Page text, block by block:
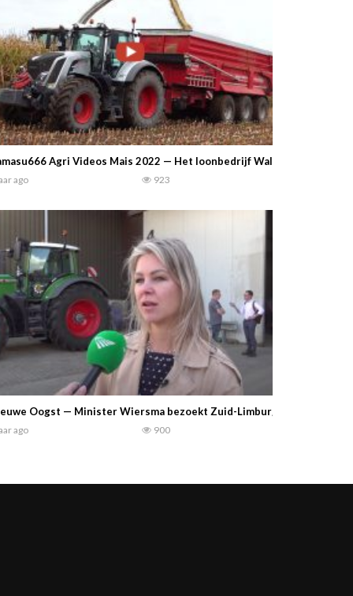
Agri Videos Mais 2022 — Het loonbedrijf Walter Schütt is
ago 923
Oogst — Minister Wiersma bezoekt Zuid-Limburg na noodweer
ago 900